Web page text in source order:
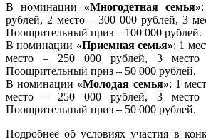
В номинации «Многодетная семья»
рублей, 2 место – 300 000 рублей, 3
Поощрительный приз – 100 000 рублей.
В номинации «Приемная семья»: 1
место – 250 000 рублей, 3
Поощрительный приз – 50 000 рублей.
В номинации «Молодая семья»: 1
место – 250 000 рублей, 3
Поощрительный приз – 50 000 рублей.
Подробнее об условиях участия в